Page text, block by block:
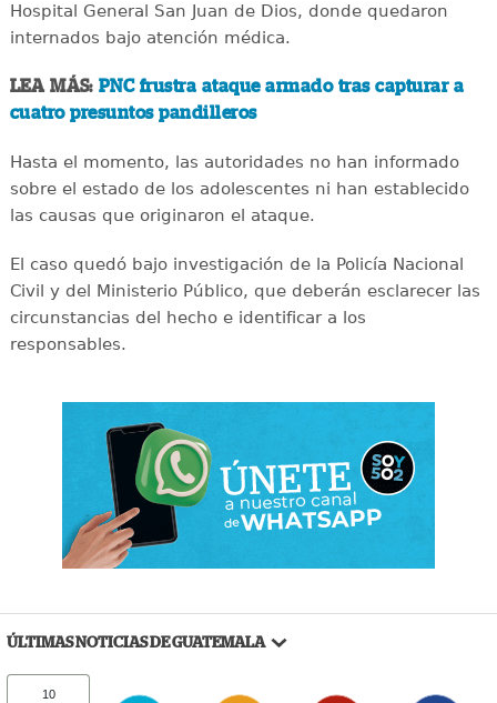
Hospital General San Juan de Dios, donde quedaron
internados bajo atención médica.
LEA MÁS:PNC frustra ataque armado tras capturar a
cuatro presuntos pandilleros
Hasta el momento, las autoridades no han informado
sobre el estado de los adolescentes ni han establecido
las causas que originaron el ataque.
El caso quedó bajo investigación de la Policía Nacional
Civil y del Ministerio Público, que deberán esclarecer las
circunstancias del hecho e identificar a los
responsables.
ÚLTIMAS NOTICIAS DE GUATEMALA
10